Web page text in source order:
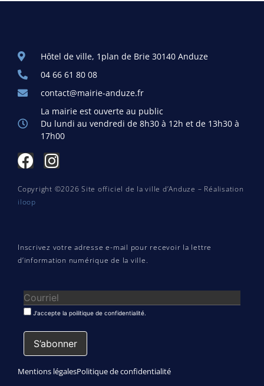
Hôtel de ville, 1plan de Brie 30140 Anduze
04 66 61 80 08
contact@mairie-anduze.fr
La mairie est ouverte au public
Du lundi au vendredi de 8h30 à 12h et de 13h30 à
17h00
Copyright ©2026 Site officiel de la ville d’Anduze – Réalisation
iloop
Inscrivez votre adresse e-mail pour recevoir la lettre
d’information numérique de la ville.
J'accepte la poilitique de confidentialité.
Mentions légalesPolitique de confidentialité